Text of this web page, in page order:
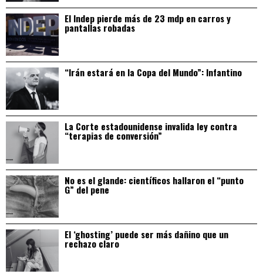
El Indep pierde más de 23 mdp en carros y
pantallas robadas
“Irán estará en la Copa del Mundo”: Infantino
La Corte estadounidense invalida ley contra
“terapias de conversión”
No es el glande: científicos hallaron el “punto
G” del pene
El ‘ghosting’ puede ser más dañino que un
rechazo claro